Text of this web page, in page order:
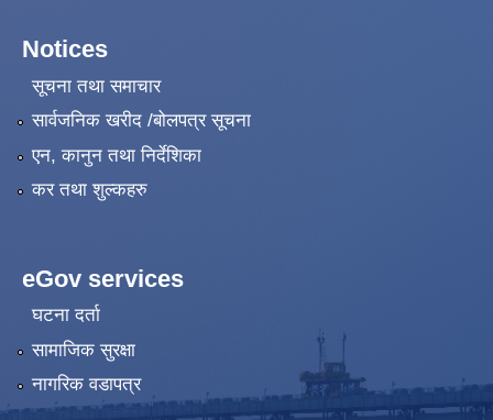
Notices
सूचना तथा समाचार
सार्वजनिक खरीद /बोलपत्र सूचना
एन, कानुन तथा निर्देशिका
कर तथा शुल्कहरु
eGov services
घटना दर्ता
सामाजिक सुरक्षा
नागरिक वडापत्र